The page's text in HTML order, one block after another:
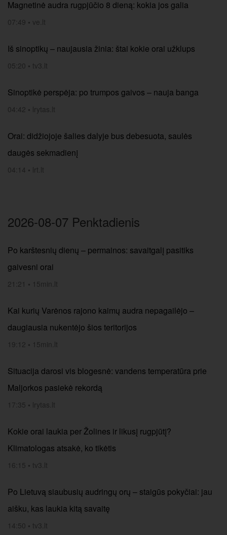
Magnetinė audra rugpjūčio 8 dieną: kokia jos galia
07:49 • ve.lt
Iš sinoptikų – naujausia žinia: štai kokie orai užklups
05:20 • tv3.lt
Sinoptikė perspėja: po trumpos gaivos – nauja banga
04:42 • lrytas.lt
Orai: didžiojoje šalies dalyje bus debesuota, saulės
daugės sekmadienį
04:14 • lrt.lt
2026-08-07 Penktadienis
Po karštesnių dienų – permainos: savaitgalį pasitiks
gaivesni orai
21:21 • 15min.lt
Kai kurių Varėnos rajono kaimų audra nepagailėjo –
daugiausia nukentėjo šios teritorijos
19:12 • 15min.lt
Situacija darosi vis blogesnė: vandens temperatūra prie
Maljorkos pasiekė rekordą
17:35 • lrytas.lt
Kokie orai laukia per Žolines ir likusį rugpjūtį?
Klimatologas atsakė, ko tikėtis
16:15 • tv3.lt
Po Lietuvą siaubusių audringų orų – staigūs pokyčiai: jau
aišku, kas laukia kitą savaitę
14:50 • tv3.lt